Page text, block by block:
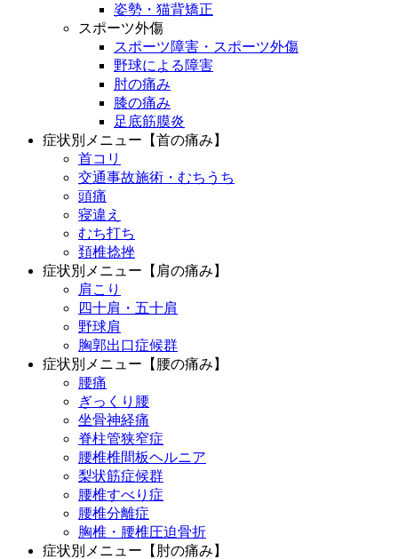
姿勢・猫背矯正
スポーツ外傷
スポーツ障害・スポーツ外傷
野球による障害
肘の痛み
膝の痛み
足底筋膜炎
症状別メニュー【首の痛み】
首コリ
交通事故施術・むちうち
頭痛
寝違え
むち打ち
頚椎捻挫
症状別メニュー【肩の痛み】
肩こり
四十肩・五十肩
野球肩
胸郭出口症候群
症状別メニュー【腰の痛み】
腰痛
ぎっくり腰
坐骨神経痛
脊柱管狭窄症
腰椎椎間板ヘルニア
梨状筋症候群
腰椎すべり症
腰椎分離症
胸椎・腰椎圧迫骨折
症状別メニュー【肘の痛み】